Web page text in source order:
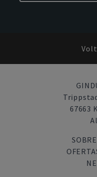
67663